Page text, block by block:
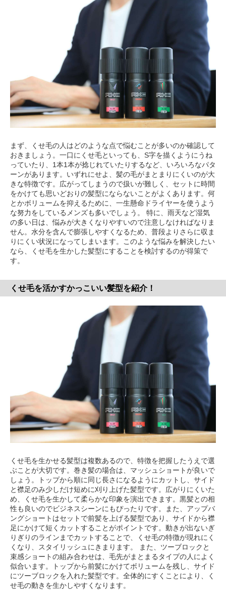
まず、くせ毛の人はどのような点で悩むことが多いのか確認して
おきましょう。一口にくせ毛といっても、S字を描くようにうね
っていたり、1本1本が捻じれていたりするなど、いろいろなパタ
ーンがあります。いずれにせよ、髪の毛がまとまりにくいのが大
きな特徴です。広がってしまうので扱いが難しく、セットに時間
をかけても思いどおりの髪型にならないことがよくあります。何
とかボリュームを抑えるために、一生懸命ドライヤーを使うよう
な努力をしているメンズも多いでしょう。 特に、雨天など湿気
の多い日は、悩みが大きくなりやすいので注意しなければなりま
せん。水分を含んで膨張しやすくなるため、普段よりさらに収ま
りにくい状況になってしまいます。このような悩みを解決したい
なら、くせ毛を生かした髪型にすることを検討するのが得策で
す。
くせ毛を活かすかっこいい髪型を紹介！
くせ毛を生かせる髪型は複数あるので、特徴を把握したうえで選
ぶことが大切です。巻き髪の場合は、マッシュショートが良いで
しょう。トップから順に同じ長さになるようにカットし、サイド
と襟足のみ少しだけ短めに刈り上げた髪型です。広がりにくいた
め、くせ毛を生かして柔らかな印象を演出できます。黒髪との相
性も良いのでビジネスシーンにもぴったりです。また、アップバ
ングショートはセットで前髪を上げる髪型であり、サイドから襟
足にかけて短くカットすることがポイントです。動きが出ないぎ
りぎりのラインまでカットすることで、くせ毛の特徴が現れにく
くなり、スタイリッシュにきまります。 また、ツーブロックと
束感ショートの組み合わせは、毛先がまとまるタイプの人によく
似合います。トップから前髪にかけてボリュームを残し、サイド
にツーブロックを入れた髪型です。全体的にすくことにより、く
せ毛の動きを生かしやすくなります。